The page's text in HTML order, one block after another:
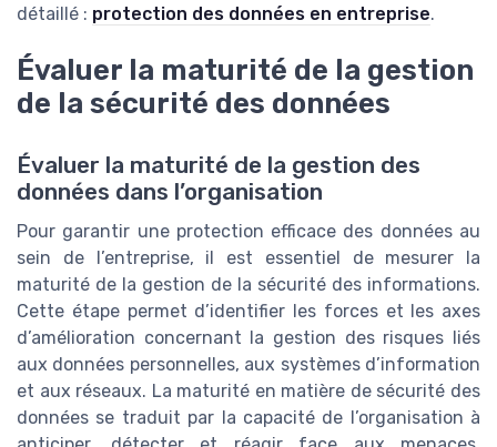
détaillé : protection des données en entreprise.
Évaluer la maturité de la gestion
de la sécurité des données
Évaluer la maturité de la gestion des
données dans l’organisation
Pour garantir une protection efficace des données au
sein de l’entreprise, il est essentiel de mesurer la
maturité de la gestion de la sécurité des informations.
Cette étape permet d’identifier les forces et les axes
d’amélioration concernant la gestion des risques liés
aux données personnelles, aux systèmes d’information
et aux réseaux. La maturité en matière de sécurité des
données se traduit par la capacité de l’organisation à